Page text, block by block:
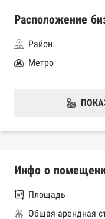
Расположение
Район
Метро
Инфо о
Площадь
Общая арендная